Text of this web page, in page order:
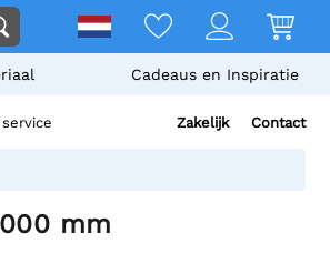
Cadeaus en Inspiratie
Zakelijk Contact
mm